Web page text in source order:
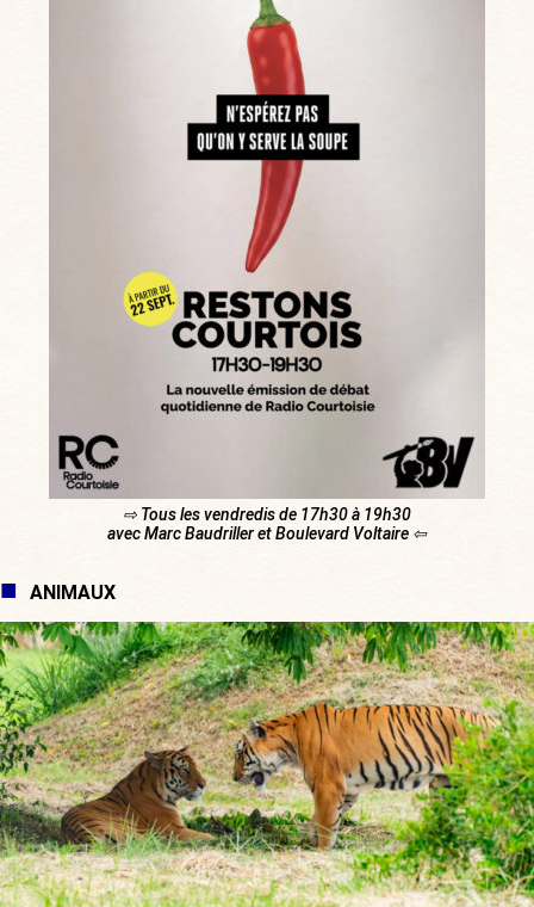
⇨ Tous les vendredis de 17h30 à 19h30
avec Marc Baudriller et Boulevard Voltaire ⇦
ANIMAUX